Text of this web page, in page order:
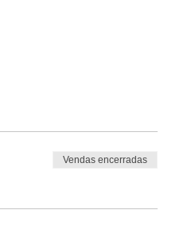
Vendas encerradas